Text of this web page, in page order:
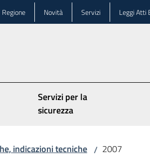
Regione Novità Servizi Leggi Atti
Servizi per la
sicurezza
indicazioni tecniche / 2007